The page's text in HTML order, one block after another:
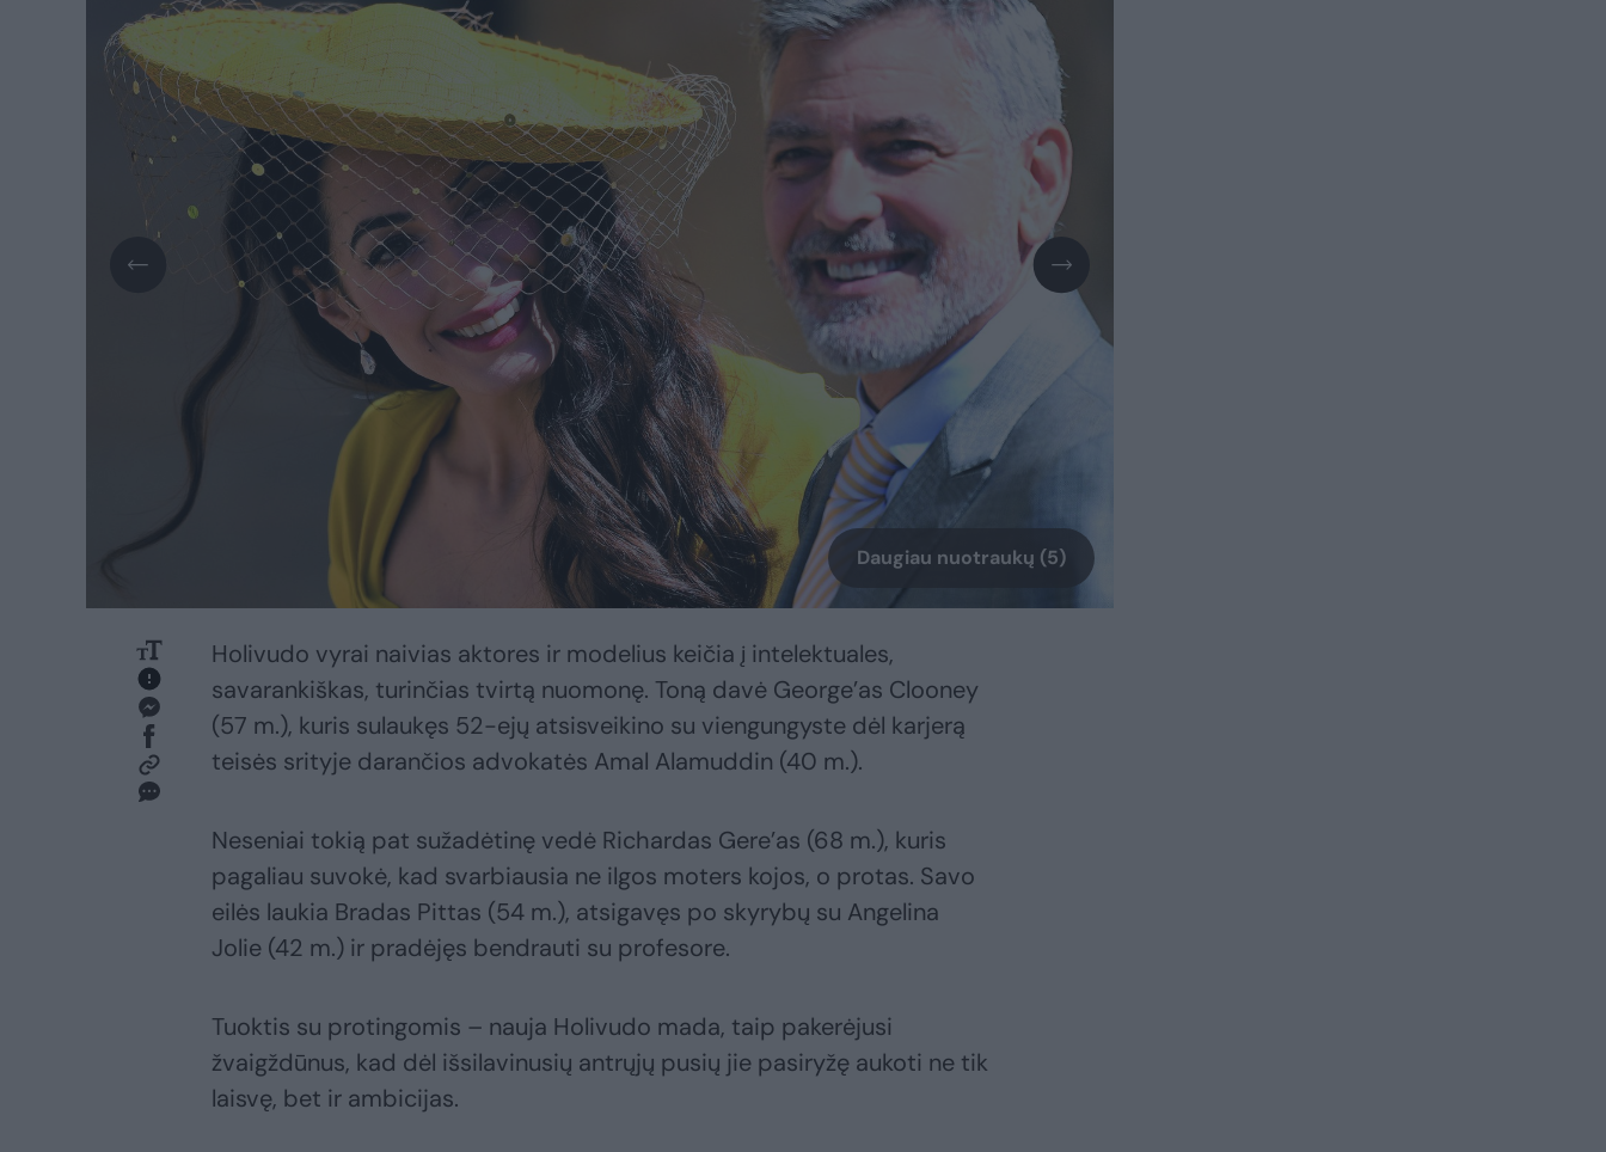
Daugiau nuotraukų (5)
Holivudo vyrai naivias aktores ir modelius keičia į intelektuales,
savarankiškas, turinčias tvirtą nuomonę. Toną davė George’as Clooney
(57 m.), kuris sulaukęs 52-ejų atsisveikino su viengungyste dėl karjerą
teisės srityje darančios advokatės Amal Alamuddin (40 m.).
Neseniai tokią pat sužadėtinę vedė Richardas Gere’as (68 m.), kuris
pagaliau suvokė, kad svarbiausia ne ilgos moters kojos, o protas. Savo
eilės laukia Bradas Pittas (54 m.), atsigavęs po skyrybų su Angelina
Jolie (42 m.) ir pradėjęs bendrauti su profesore.
Tuoktis su protingomis – nauja Holivudo mada, taip pakerėjusi
žvaigždūnus, kad dėl išsilavinusių antrųjų pusių jie pasiryžę aukoti ne tik
laisvę, bet ir ambicijas.